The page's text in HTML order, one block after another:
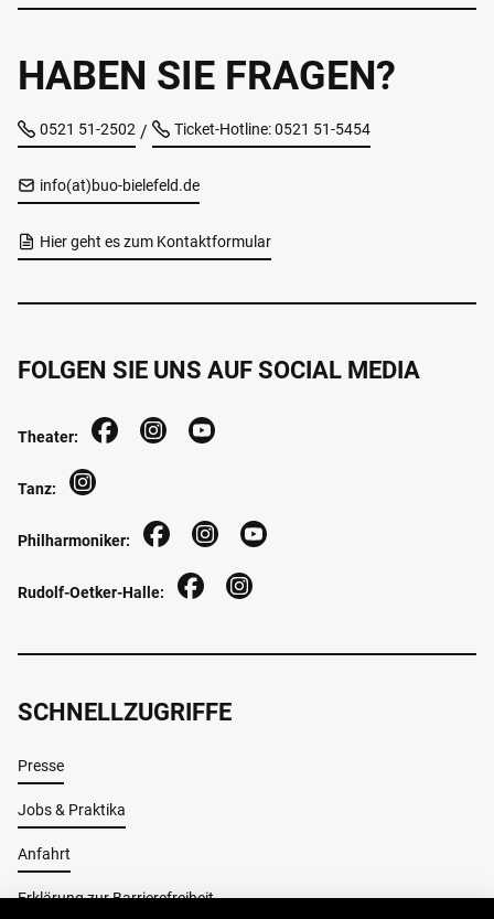
HABEN SIE FRAGEN?
0521 51-2502 / Ticket-Hotline: 0521 51-5454
info(at)buo-bielefeld.de
Hier geht es zum Kontaktformular
SCHNELLZUGRIFFE
Presse
Jobs & Praktika
Anfahrt
Erklärung zur Barrierefreiheit
FOLGEN SIE UNS AUF SOCIAL MEDIA
Theater:
Tanz:
Philharmoniker:
Rudolf-Oetker-Halle: